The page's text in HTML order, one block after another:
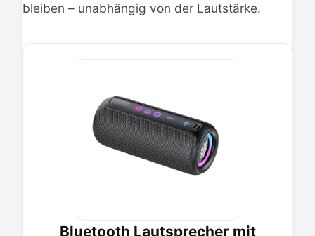
bleiben – unabhängig von der Lautstärke.
Bluetooth Lautsprecher mit